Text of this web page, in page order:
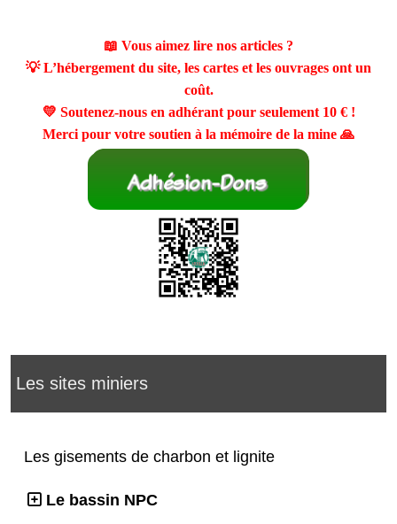
📖 Vous aimez lire nos articles ?
💡 L’hébergement du site, les cartes et les ouvrages ont un
coût.
💛 Soutenez-nous en adhérant pour seulement 10 €!
Merci pour votre soutien à la mémoire de la mine 🙏
Les sites miniers
Les gisements de charbon et lignite
Le bassin NPC